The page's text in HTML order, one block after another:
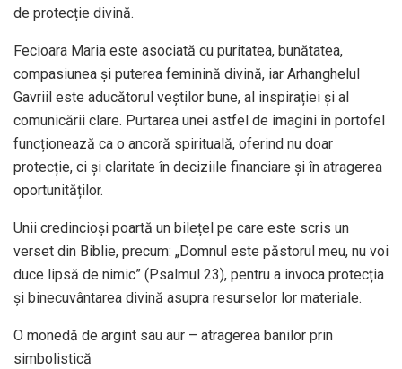
de protecție divină.
Fecioara Maria este asociată cu puritatea, bunătatea,
compasiunea și puterea feminină divină, iar Arhanghelul
Gavriil este aducătorul veștilor bune, al inspirației și al
comunicării clare. Purtarea unei astfel de imagini în portofel
funcționează ca o ancoră spirituală, oferind nu doar
protecție, ci și claritate în deciziile financiare și în atragerea
oportunităților.
Unii credincioși poartă un bilețel pe care este scris un
verset din Biblie, precum: „Domnul este păstorul meu, nu voi
duce lipsă de nimic” (Psalmul 23), pentru a invoca protecția
și binecuvântarea divină asupra resurselor lor materiale.
O monedă de argint sau aur – atragerea banilor prin
simbolistică